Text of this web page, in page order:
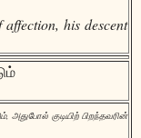
his descent
குடியிற் பிறந்தவரின்